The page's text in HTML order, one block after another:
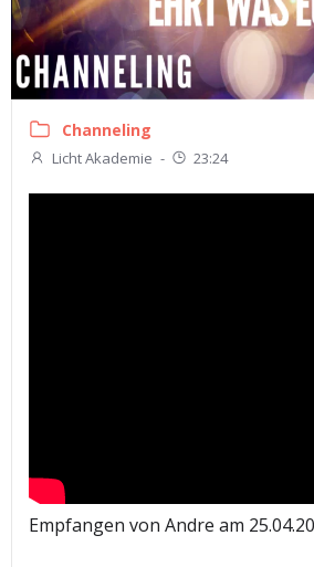
Channeling
Licht Akademie - 23:24
Empfangen von Andre am